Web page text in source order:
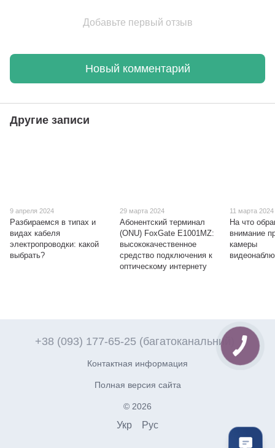
Добавьте первый отзыв
Новый комментарий
Другие записи
9 апреля 2024
Разбираемся в типах и
видах кабеля
электропроводки: какой
выбрать?
29 марта 2024
Абонентский терминал
(ONU) FoxGate E1001МZ:
высококачественное
средство подключения к
оптическому интернету
11 марта 2024
На что
внимание
камеры
+38 (093) 177-65-25 (багатоканальний)
Контактная информация
Полная версия сайта
© 2026
Укр Рус